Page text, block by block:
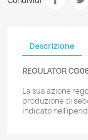
Descrizione
REGULATOR
La sua azione
produzione di
indicato